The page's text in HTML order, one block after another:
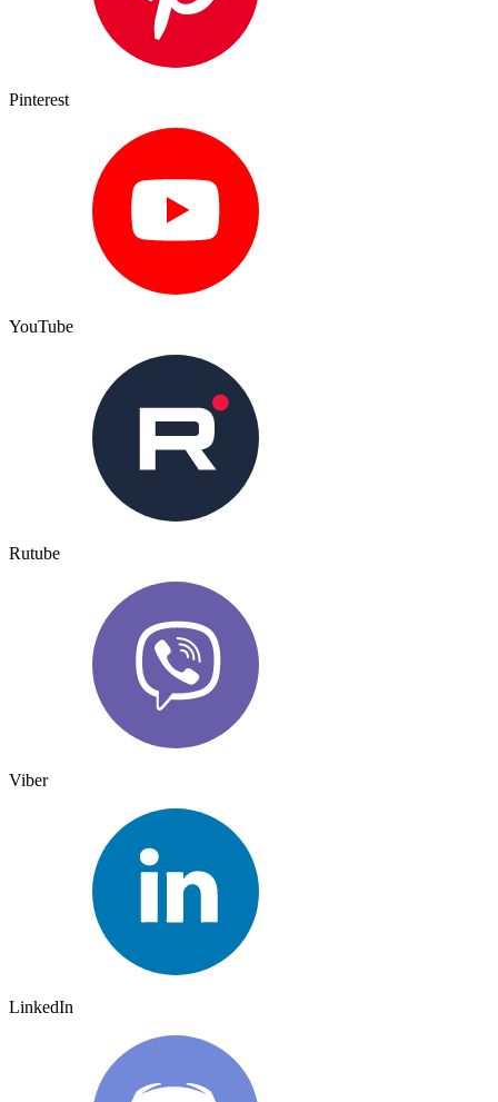
Pinterest
YouTube
Rutube
Viber
LinkedIn